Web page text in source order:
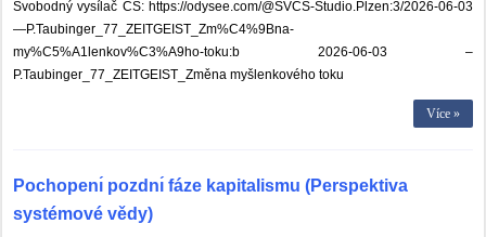
Svobodný vysílač CS: https://odysee.com/@SVCS-Studio.Plzen:3/2026-06-03
—P.Taubinger_77_ZEITGEIST_Zm%C4%9Bna-
my%C5%A1lenkov%C3%A9ho-toku:b 2026-06-03 –
P.Taubinger_77_ZEITGEIST_Změna myšlenkového toku
Více »
Pochopenı́ pozdnı́ fáze kapitalismu (Perspektiva
systémové vědy)